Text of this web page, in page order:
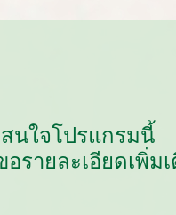
สนใจโปรแกรมนี้
อรายละเอียดเพิ่ม